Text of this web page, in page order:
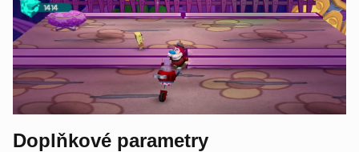
Doplňkové parametry